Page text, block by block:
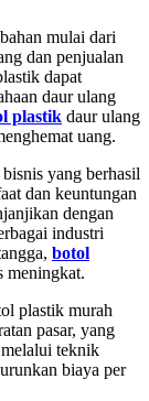
mulai dari
dan penjualan
dapat
daur ulang
plastik daur ulang
uang.
yang berhasil
dan keuntungan
dengan
industri
botol
meningkat.
plastik murah
pasar, yang
teknik
biaya per